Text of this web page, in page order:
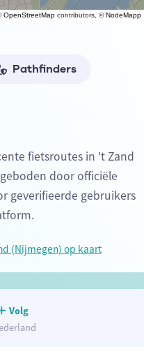
OpenStreetMap contributors, ©NodeMapp
Pathfinders
fietsroutes in 't Zand
door officiële
geverifieerde gebruikers
(Nijmegen) op kaart
Volg